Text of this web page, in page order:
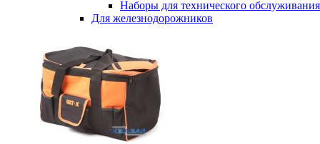
Наборы для технического
Для железнодорожников